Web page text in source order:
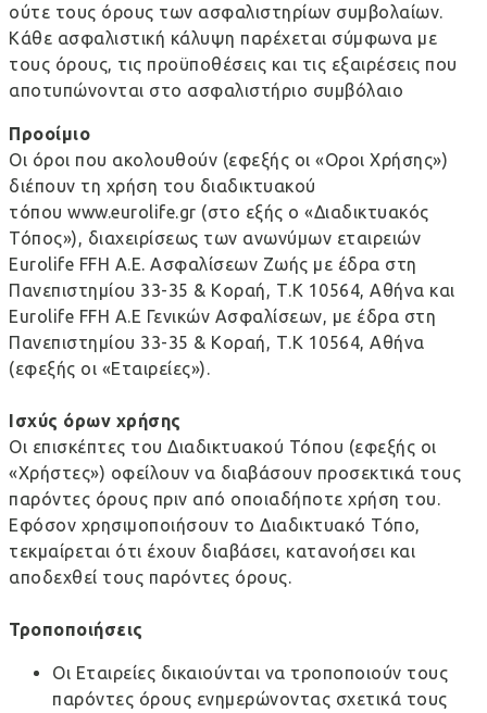
ούτε τους όρους των ασφαλιστηρίων συμβολαίων.
Κάθε ασφαλιστική κάλυψη παρέχεται σύμφωνα με
τους όρους, τις προϋποθέσεις και τις εξαιρέσεις που
αποτυπώνονται στο ασφαλιστήριο συμβόλαιο
Προοίμιο
Οι όροι που ακολουθούν (εφεξής οι «Οροι Χρήσης»)
διέπουν τη χρήση του διαδικτυακού
τόπου www.eurolife.gr (στο εξής ο «Διαδικτυακός
Τόπος»), διαχειρίσεως των ανωνύμων εταιρειών
Eurolife FFH Α.Ε. Ασφαλίσεων Ζωής με έδρα στη
Πανεπιστημίου 33-35 & Κοραή, Τ.Κ 10564, Αθήνα και
Eurolife FFH A.E Γενικών Ασφαλίσεων, με έδρα στη
Πανεπιστημίου 33-35 & Κοραή, Τ.Κ 10564, Αθήνα
(εφεξής οι «Εταιρείες»).
Ισχύς όρων χρήσης
Οι επισκέπτες του Διαδικτυακού Τόπου (εφεξής οι
«Χρήστες») οφείλουν να διαβάσουν προσεκτικά τους
παρόντες όρους πριν από οποιαδήποτε χρήση του.
Εφόσον χρησιμοποιήσουν το Διαδικτυακό Τόπο,
τεκμαίρεται ότι έχουν διαβάσει, κατανοήσει και
αποδεχθεί τους παρόντες όρους.
Τροποποιήσεις
Οι Εταιρείες δικαιούνται να τροποποιούν τους
παρόντες όρους ενημερώνοντας σχετικά τους